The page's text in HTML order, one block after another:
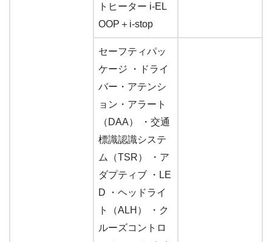
トヒーター i-EL
OOP＋i-stop
セーフティパッ
ケージ ・ドライ
バー・アテンシ
ョン・アラート
（DAA） ・交通
標識認識システ
ム（TSR） ・ア
ダプティブ ・LE
D ・ヘッドライ
ト（ALH） ・ク
ルーズコントロ